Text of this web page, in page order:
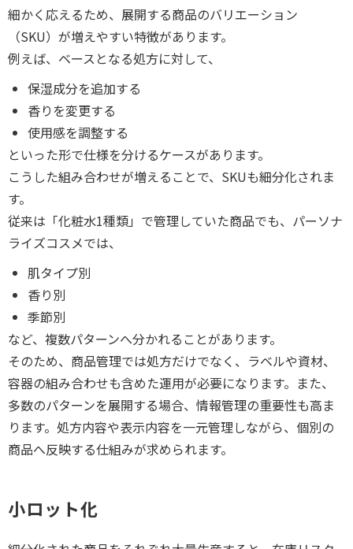
細かく応えるため、展開する商品のバリエーション
（SKU）が増えやすい特徴があります。
例えば、ベースとなる処方に対して、
保湿成分を追加する
香りを変更する
使用感を調整する
といった形で仕様を分けるケースがあります。
こうした組み合わせが増えることで、SKUも細分化されま
す。
従来は「化粧水1種類」で管理していた商品でも、パーソナ
ライズコスメでは、
肌タイプ別
香り別
季節別
など、複数パターンへ分かれることがあります。
そのため、商品管理では処方だけでなく、ラベルや資材、
容器の組み合わせも含めた運用が必要になります。また、
多数のパターンを展開する場合、情報管理の重要性も高ま
ります。処方内容や表示内容を一元管理しながら、個別の
商品へ反映する仕組みが求められます。
小ロット化